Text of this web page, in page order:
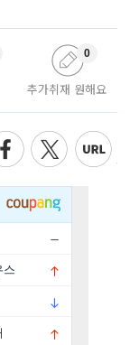
추가취재 원해요
0